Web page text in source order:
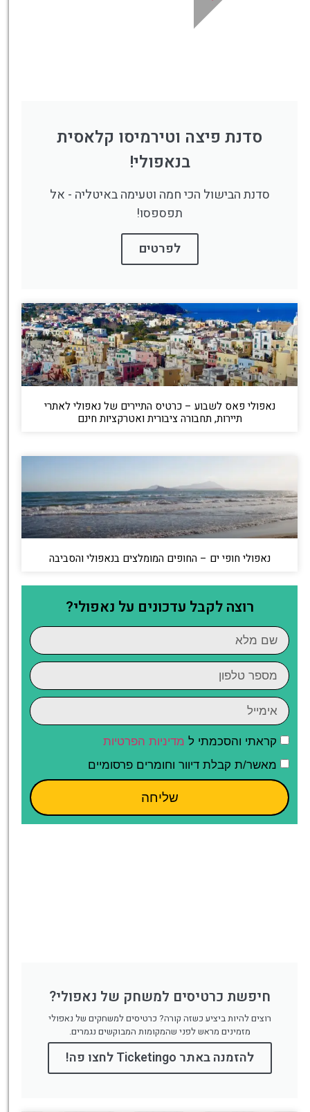
סדנת פיצה וטירמיסו קלאסית
בנאפולי!
סדנת הבישול הכי חמה וטעימה באיטליה - אל
תפספסו!
לפרטים
נאפולי פאס לשבוע – כרטיס התיירים של נאפולי לאתרי
תיירות, תחבורה ציבורית ואטרקציות חינם
נאפולי חופי ים – החופים המומלצים בנאפולי והסביבה
רוצה לקבל עדכונים על נאפולי?
קראתי והסכמתי ל מדיניות הפרטיות
מאשר/ת קבלת דיוור וחומרים פרסומיים
שליחה
חיפשת כרטיסים למשחק של נאפולי?
רוצים להיות ביציע כשזה קורה? כרטיסים למשחקים של נאפולי
מזמינים מראש לפני שהמקומות המבוקשים נגמרים.
להזמנה באתר Ticketingo לחצו פה!